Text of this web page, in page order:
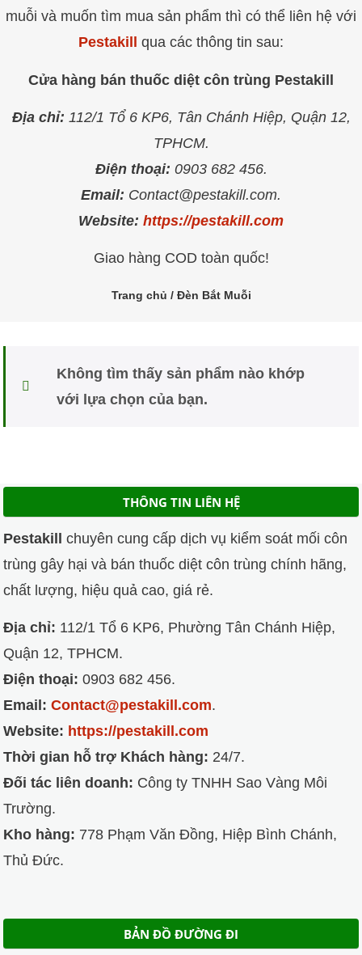
muỗi và muốn tìm mua sản phẩm thì có thể liên hệ với
Pestakill
qua các thông tin sau:
Cửa hàng bán thuốc diệt côn trùng Pestakill
Địa chỉ: 112/1 Tổ 6 KP6, Tân Chánh Hiệp, Quận 12,
TPHCM.
Điện thoại: 0903 682 456.
Email: Contact@pestakill.com.
Website: https://pestakill.com
Giao hàng COD toàn quốc!
Trang chủ / Đèn Bắt Muỗi
Không tìm thấy sản phẩm nào khớp
với lựa chọn của bạn.
THÔNG TIN LIÊN HỆ
Pestakill chuyên cung cấp dịch vụ kiểm soát mối côn
trùng gây hại và bán thuốc diệt côn trùng chính hãng,
chất lượng, hiệu quả cao, giá rẻ.
Địa chỉ: 112/1 Tổ 6 KP6, Phường Tân Chánh Hiệp,
Quận 12, TPHCM.
Điện thoại: 0903 682 456.
Email: Contact@pestakill.com.
Website: https://pestakill.com
Thời gian hỗ trợ Khách hàng: 24/7.
Đối tác liên doanh: Công ty TNHH Sao Vàng Môi
Trường.
Kho hàng: 778 Phạm Văn Đồng, Hiệp Bình Chánh,
Thủ Đức.
BẢN ĐỒ ĐƯỜNG ĐI